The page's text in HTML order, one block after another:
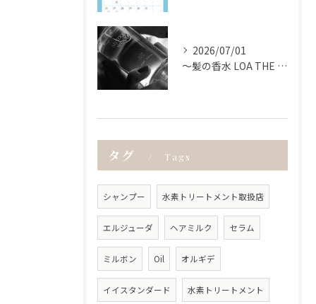
2026/07/01
〜髪の香水 LOA THE OIL〜
タグ Tags
シャンプー 水素トリートメント取扱店
エルジューダ ヘアミルク セラム
ミルボン Oil オルギデ
イイスタンダード 水素トリートメント